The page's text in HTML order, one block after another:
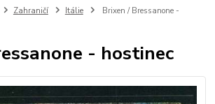
Zahraničí Itálie
Brixen / Bressanone -
- hostinec